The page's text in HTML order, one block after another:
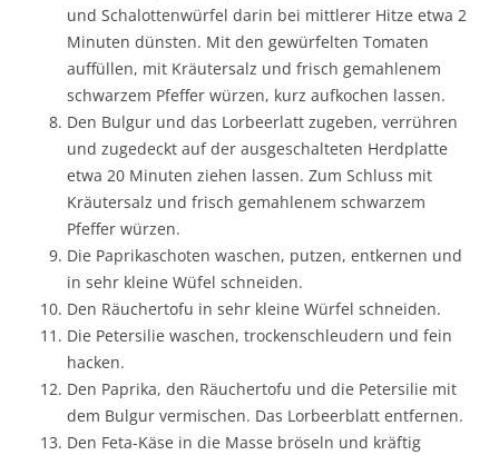
und Schalottenwürfel darin bei mittlerer Hitze etwa 2
Minuten dünsten. Mit den gewürfelten Tomaten
auffüllen, mit Kräutersalz und frisch gemahlenem
schwarzem Pfeffer würzen, kurz aufkochen lassen.
Den Bulgur und das Lorbeerlatt zugeben, verrühren
und zugedeckt auf der ausgeschalteten Herdplatte
etwa 20 Minuten ziehen lassen. Zum Schluss mit
Kräutersalz und frisch gemahlenem schwarzem
Pfeffer würzen.
Die Paprikaschoten waschen, putzen, entkernen und
in sehr kleine Wüfel schneiden.
Den Räuchertofu in sehr kleine Würfel schneiden.
Die Petersilie waschen, trockenschleudern und fein
hacken.
Den Paprika, den Räuchertofu und die Petersilie mit
dem Bulgur vermischen. Das Lorbeerblatt entfernen.
Den Feta-Käse in die Masse bröseln und kräftig